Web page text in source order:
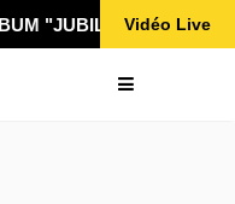
"JUBILÄ 432"Vidéo Live